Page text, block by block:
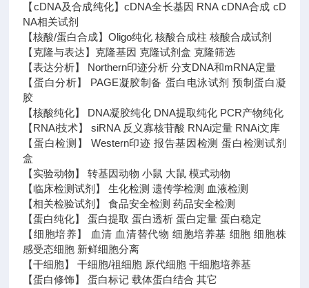
【cDNA及合成纯化】cDNA全长基因 RNA cDNA合成 cD
NA相关试剂
【核酸/蛋白合成】Oligo纯化 核酸合成柱 核酸合成试剂
【克隆与表达】克隆基因 克隆试剂盒 克隆筛选
【表达分析】 Northern印迹分析 分支DNA和mRNA定量
【蛋白分析】 PAGE凝胶制备 蛋白电泳试剂 预制蛋白凝
胶
【核酸纯化】 DNA凝胶纯化 DNA提取纯化 PCR产物纯化
【RNAi技术】 siRNA 反义寡核苷酸 RNAi定量 RNAi文库
【蛋白检测】 Western印迹 报告基因检测 蛋白检测试剂
盒
【实验动物】 转基因动物 小鼠 大鼠 模式动物
【临床检测试剂】 生化检测 遗传学检测 血液检测
【相关检验试剂】 食品安全检测 药品安全检测
【蛋白纯化】 蛋白提取 蛋白透析 蛋白定量 蛋白稳定
【细胞培养】 血清 血清替代物 细胞培养基 细胞 细胞株
感受态细胞 新鲜细胞分离
【干细胞】 干细胞/祖细胞 原代细胞 干细胞培养基
【蛋白修饰】 蛋白标记 载体蛋白结合 其它